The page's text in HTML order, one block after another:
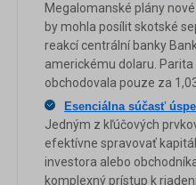
Megalomanské plány
by mohla posílit skotské
reakcí centrální banky
americkému dolaru. Parita
obchodovala pouze za
Esenciálna súčasť
Jedným z kľúčových
efektívne spravovať
investora alebo
komplexný prístup k